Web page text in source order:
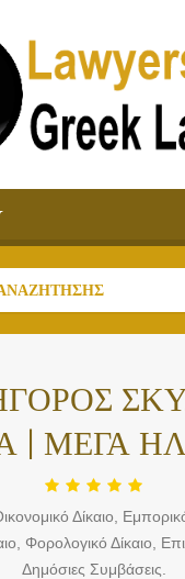
| ΜΕΓΑ
Δίκαιο,
Φορολογικό Δίκαιο,
Δημόσιες Συμβάσεις.